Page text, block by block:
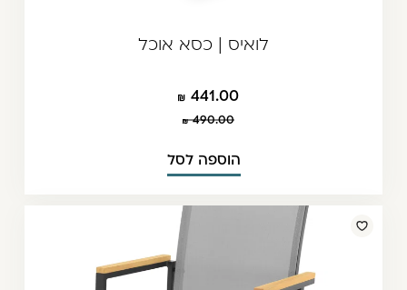
לואיס | כסא אוכל
441.00
490.00
הוספה לסל